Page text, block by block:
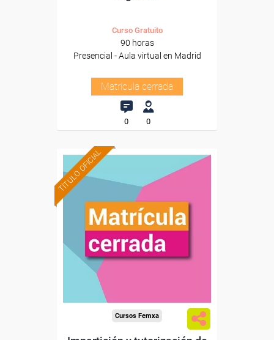
Curso Gratuito
90 horas
Presencial - Aula virtual en Madrid
Matrícula cerrada
0 0
TÍTULO OFICIAL
Cursos Femxa